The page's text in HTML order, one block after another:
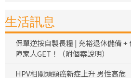
生活訊息
保單逆按自製長糧 | 充裕退休儲備 +
障家人GET！（附個案說明）
HPV相關頭頸癌新症上升 男性高危